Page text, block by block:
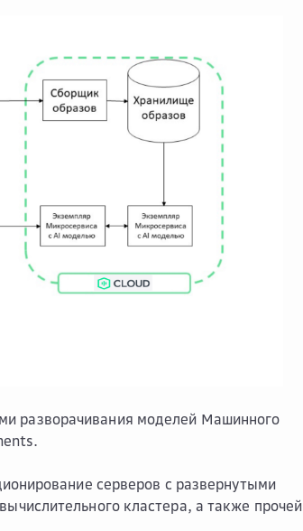
разворачивания моделей Машинного
серверов с развернутыми
кластера, а также прочей